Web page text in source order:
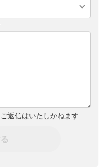
返信はいたしかねます